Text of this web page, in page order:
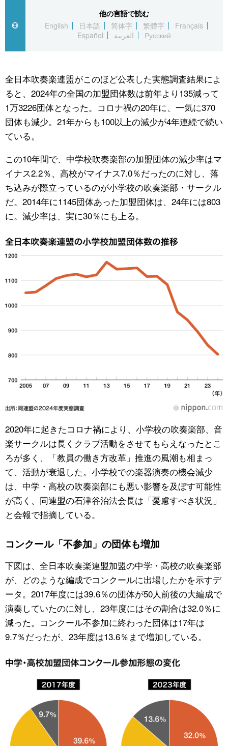
東京
お知らせ
公式SNS
他の言語で読む
English
日本語 简体字 繁體字
Français
Español
العربية Русский
全日本吹奏楽連盟がこのほど公表した実態調査結果によ
ると、2024年の全国の加盟団体数は前年より135減って
1万3226団体となった。コロナ禍の20年に、一気に370
団体も減少。21年からも100以上の減少が4年連続で続い
ている。
この10年間で、中学校吹奏楽部の加盟団体の減少率はマ
イナス2.2％、高校がマイナス7.0％だったのに対し、落
ち込みが際立っているのが小学校の吹奏楽部・サークル
だ。2014年に1145団体あった加盟団体は、24年には803
に。減少率は、実に30％にも上る。
2020年に起きたコロナ禍により、小学校の吹奏楽部、音
楽サークルは長くクラブ活動をさせてもらえなったとこ
ろが多く、「教員の働き方改革」推進の風潮も相まっ
て、活動が衰退した。小学校での楽器演奏の機会減少
は、中学・高校の吹奏楽部にも悪い影響を及ぼす可能性
が高く、同連盟の石津谷治法会長は「憂慮すべき状況」
と会報で指摘している。
コンクール「不参加」の団体も増加
下図は、全日本吹奏楽連盟加盟の中学・高校の吹奏楽部
が、どのような編成でコンクールに出場したかを示すデ
ータ。2017年度には39.6％の団体が50人前後の大編成で
演奏していたのに対し、23年度にはその割合は32.0％に
減った。コンクール不参加に終わった団体は17年は
9.7％だったが、23年度は13.6％まで増加している。